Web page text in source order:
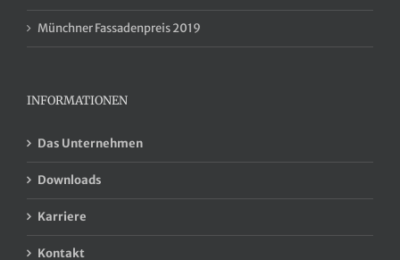
Münchner Fassadenpreis 2019
INFORMATIONEN
Das Unternehmen
Downloads
Karriere
Kontakt